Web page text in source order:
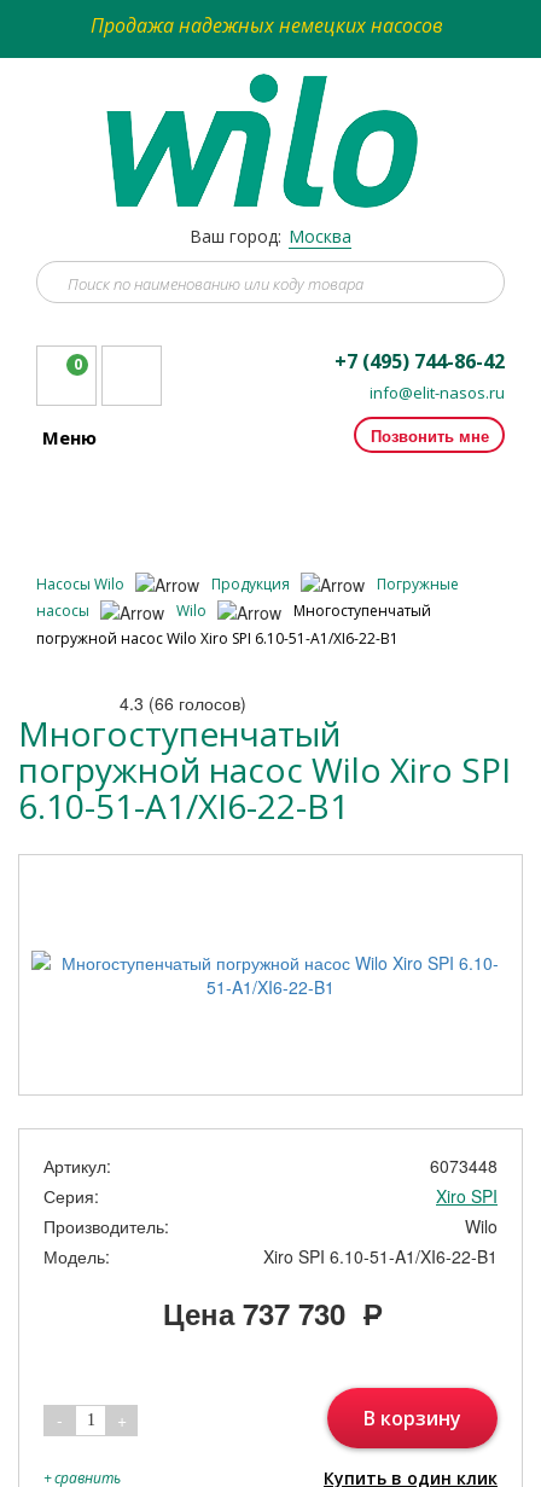
Продажа надежных немецких насосов
Ваш город: Москва
0 +7 (495) 744-86-42
info@elit-nasos.ru
Позвонить мне
Меню
Насосы Wilo Продукция
Погружные
насосы
Wilo
Многоступенчатый
погружной насос Wilo Xiro SPI 6.10-51-A1/XI6-22-B1
4.3 (66 голосов)
Многоступенчатый
погружной насос Wilo Xiro SPI
6.10-51-A1/XI6-22-B1
Артикул:
6073448
Серия:
Xiro SPI
Производитель:
Wilo
Модель:
Xiro SPI 6.10-51-A1/XI6-22-B1
Цена737 730 Р
- 1 + В корзину
+сравнить Купить в один клик